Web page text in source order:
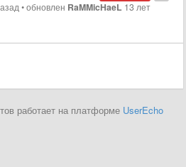
•обновлен RaMMicHaeL 13 лет
работает на платформе UserEcho